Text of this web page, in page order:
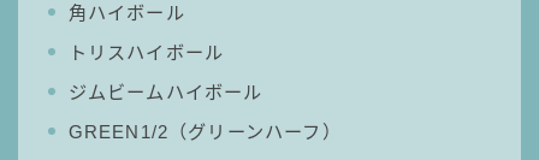
角ハイボール
トリスハイボール
ジムビームハイボール
GREEN1/2（グリーンハーフ）